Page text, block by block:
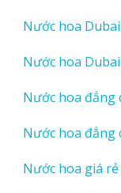
Nước hoa
Nước hoa
Nước hoa đẳng
Nước hoa đẳng
Nước hoa giá